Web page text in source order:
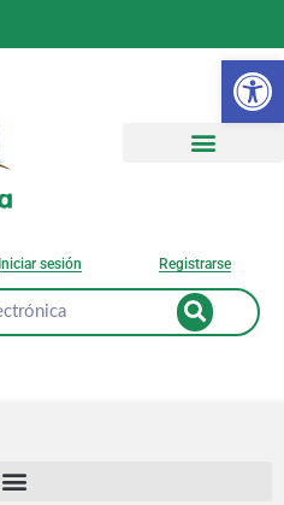
Iniciar sesión Registrarse